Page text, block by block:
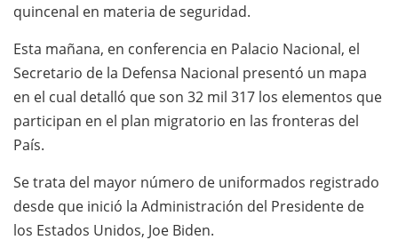
quincenal en materia de seguridad.
Esta mañana, en conferencia en Palacio Nacional, el
Secretario de la Defensa Nacional presentó un mapa
en el cual detalló que son 32 mil 317 los elementos que
participan en el plan migratorio en las fronteras del
País.
Se trata del mayor número de uniformados registrado
desde que inició la Administración del Presidente de
los Estados Unidos, Joe Biden.